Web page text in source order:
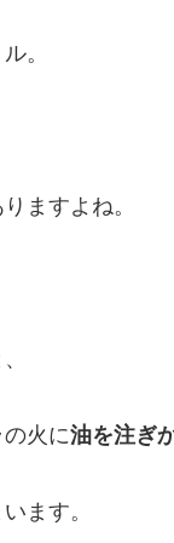
。
ますよね。
火に油を注ぎ
ます。